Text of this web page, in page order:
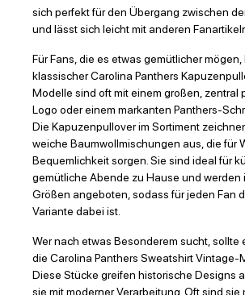
sich perfekt für den Übergang zwischen
und lässt sich leicht mit anderen
Für Fans, die es etwas gemütlicher
klassischer Carolina Panthers
Modelle sind oft mit einem großen, zentral
Logo oder einem markanten Panthers-
Die Kapuzenpullover im Sortiment
weiche Baumwollmischungen aus, die für
Bequemlichkeit sorgen. Sie sind ideal für
gemütliche Abende zu Hause und werden
Größen angeboten, sodass für jeden Fan
Variante dabei ist.
Wer nach etwas Besonderem sucht, sollte
die Carolina Panthers Sweatshirt Vintage-
Diese Stücke greifen historische Designs
sie mit moderner Verarbeitung. Oft sind sie